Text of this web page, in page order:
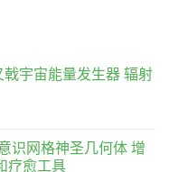
宇宙能量发生器 辐射
识网格神圣几何体 增
疗愈工具